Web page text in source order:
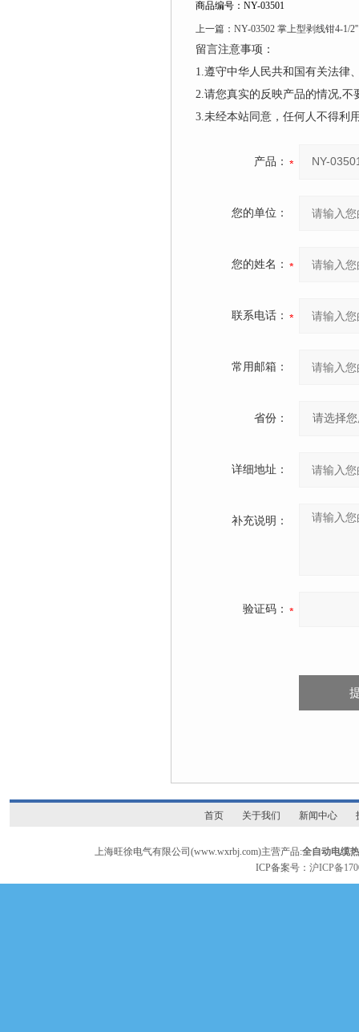
商品编号：NY-03501
上一篇： NY-03502 掌上型剥线钳4-1/2''
留言注意事项：
1.遵守中华人民共和国有关法律
2.请您真实的反映产品的情况,
3.未经本站同意，任何人不得利
产品：
您的单位：
您的姓名：
联系电话：
常用邮箱：
省份：
详细地址：
补充说明：
验证码：
首页 关于我们 新闻中心
上海旺徐电气有限公司(www.wxrbj.com)主营产品:全自动电缆
ICP备案号：沪ICP备